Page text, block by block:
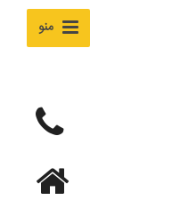
منو